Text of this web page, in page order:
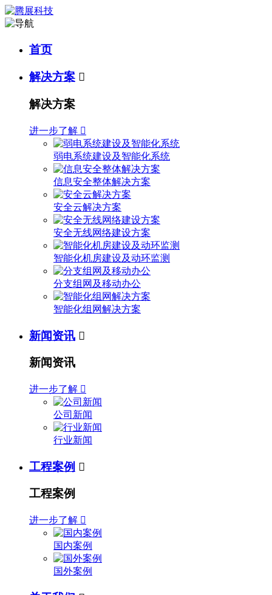
首页
解决方案 
解决方案
进一步了解 
弱电系统建设及智能化系统
信息安全整体解决方案
安全云解决方案
安全无线网络建设方案
智能化机房建设及动环监测
分支组网及移动办公
智能化组网解决方案
新闻资讯 
新闻资讯
进一步了解 
公司新闻
行业新闻
工程案例 
工程案例
进一步了解 
国内案例
国外案例